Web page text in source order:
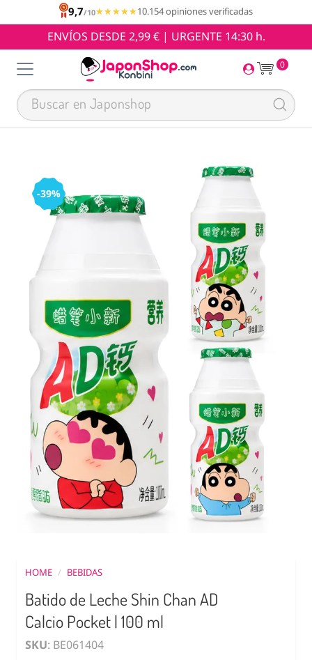
9,7/10★★★★★
★★★★★10.154 opiniones verificadas
ENVÍOS DESDE 2,99 € | URGENTE 14:30 h.
0
-39%
HOME / BEBIDAS
Batido de Leche Shin Chan AD
Calcio Pocket | 100 ml
SKU: BE061404